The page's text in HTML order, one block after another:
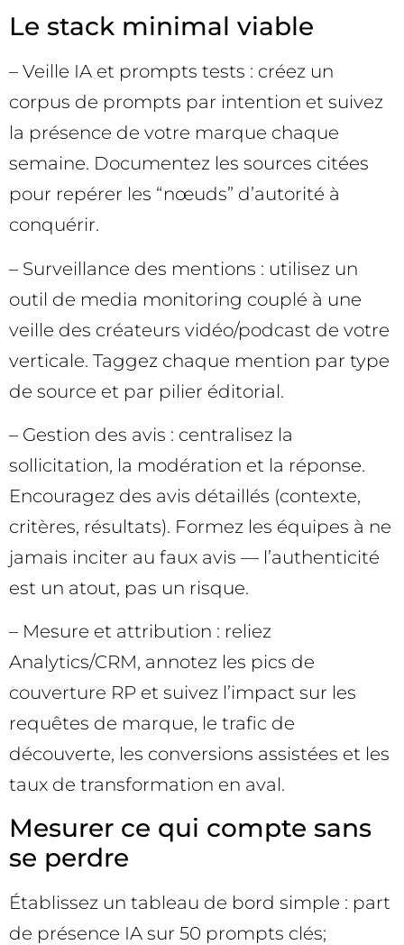
Le stack minimal viable
– Veille IA et prompts tests : créez un
corpus de prompts par intention et suivez
la présence de votre marque chaque
semaine. Documentez les sources citées
pour repérer les “nœuds” d’autorité à
conquérir.
– Surveillance des mentions : utilisez un
outil de media monitoring couplé à une
veille des créateurs vidéo/podcast de votre
verticale. Taggez chaque mention par type
de source et par pilier éditorial.
– Gestion des avis : centralisez la
sollicitation, la modération et la réponse.
Encouragez des avis détaillés (contexte,
critères, résultats). Formez les équipes à ne
jamais inciter au faux avis — l’authenticité
est un atout, pas un risque.
– Mesure et attribution : reliez
Analytics/CRM, annotez les pics de
couverture RP et suivez l’impact sur les
requêtes de marque, le trafic de
découverte, les conversions assistées et les
taux de transformation en aval.
Mesurer ce qui compte sans
se perdre
Établissez un tableau de bord simple : part
de présence IA sur 50 prompts clés;